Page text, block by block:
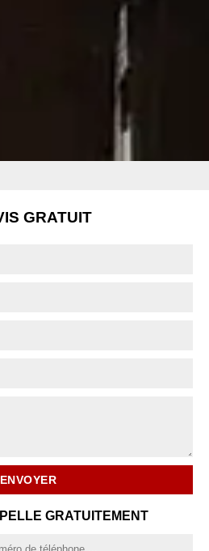
GRATUIT
GRATUITEMENT